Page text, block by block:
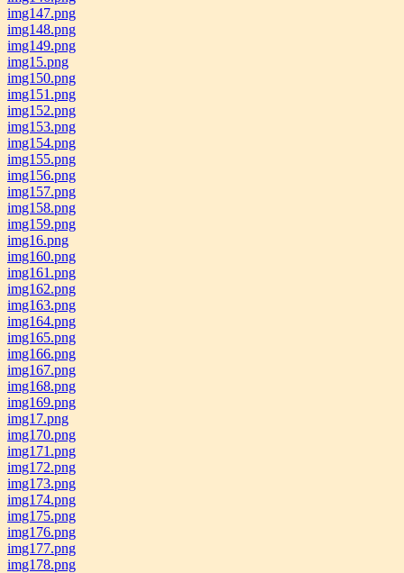
img147.png
img148.png
img149.png
img15.png
img150.png
img151.png
img152.png
img153.png
img154.png
img155.png
img156.png
img157.png
img158.png
img159.png
img16.png
img160.png
img161.png
img162.png
img163.png
img164.png
img165.png
img166.png
img167.png
img168.png
img169.png
img17.png
img170.png
img171.png
img172.png
img173.png
img174.png
img175.png
img176.png
img177.png
img178.png